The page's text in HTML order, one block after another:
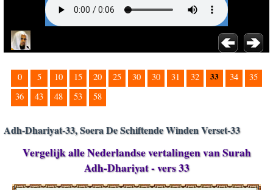
0 5 10 15 20 25 30 30 31 32 33 34
35
36
43 48 53 58
Adh-Dhariyat-33, Soera De Schiftende Winden Verset-33
Vergelijk alle Nederlandse vertalingen van Surah
Adh-Dhariyat - vers 33